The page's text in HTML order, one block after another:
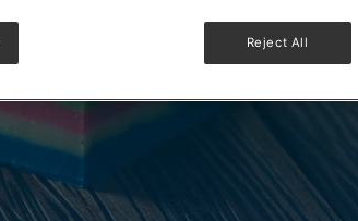
Reject All